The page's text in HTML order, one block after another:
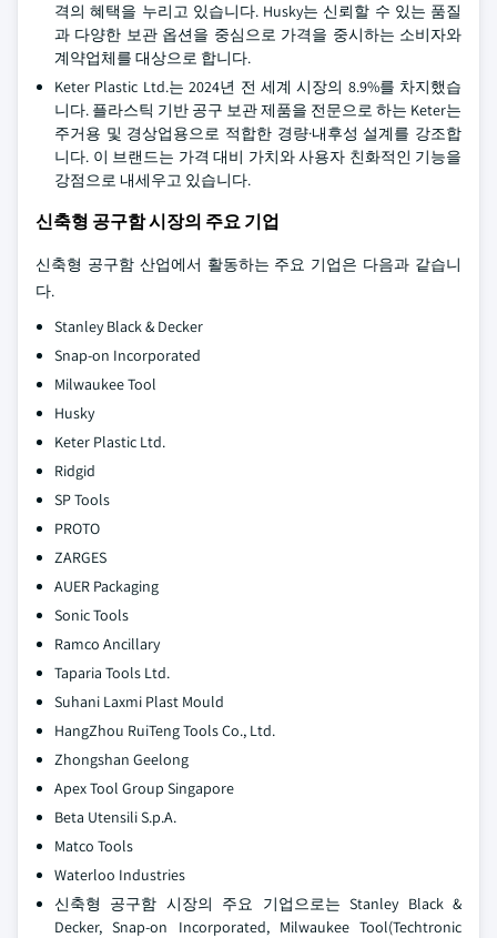
격의 혜택을 누리고 있습니다. Husky는 신뢰할 수 있는 품질
과 다양한 보관 옵션을 중심으로 가격을 중시하는 소비자와
계약업체를 대상으로 합니다.
Keter Plastic Ltd.는 2024년 전 세계 시장의 8.9%를 차지했습
니다. 플라스틱 기반 공구 보관 제품을 전문으로 하는 Keter는
주거용 및 경상업용으로 적합한 경량·내후성 설계를 강조합
니다. 이 브랜드는 가격 대비 가치와 사용자 친화적인 기능을
강점으로 내세우고 있습니다.
신축형 공구함 시장의 주요 기업
신축형 공구함 산업에서 활동하는 주요 기업은 다음과 같습니
다.
Stanley Black & Decker
Snap-on Incorporated
Milwaukee Tool
Husky
Keter Plastic Ltd.
Ridgid
SP Tools
PROTO
ZARGES
AUER Packaging
Sonic Tools
Ramco Ancillary
Taparia Tools Ltd.
Suhani Laxmi Plast Mould
HangZhou RuiTeng Tools Co., Ltd.
Zhongshan Geelong
Apex Tool Group Singapore
Beta Utensili S.p.A.
Matco Tools
Waterloo Industries
신축형 공구함 시장의 주요 기업으로는 Stanley Black &
Decker, Snap-on Incorporated, Milwaukee Tool(Techtronic